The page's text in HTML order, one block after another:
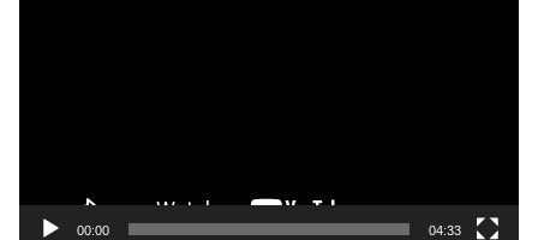
00:00 04:33